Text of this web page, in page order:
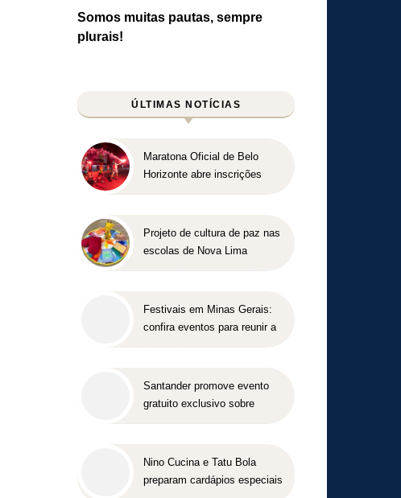
Somos muitas pautas, sempre
plurais!
ÚLTIMAS NOTÍCIAS
Maratona Oficial de Belo
Horizonte abre inscrições
Projeto de cultura de paz nas
escolas de Nova Lima
Festivais em Minas Gerais:
confira eventos para reunir a
Santander promove evento
gratuito exclusivo sobre
Nino Cucina e Tatu Bola
preparam cardápios especiais